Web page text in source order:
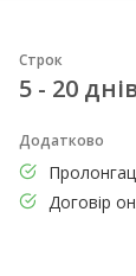
Строк
5 - 20
Додатково
Договір